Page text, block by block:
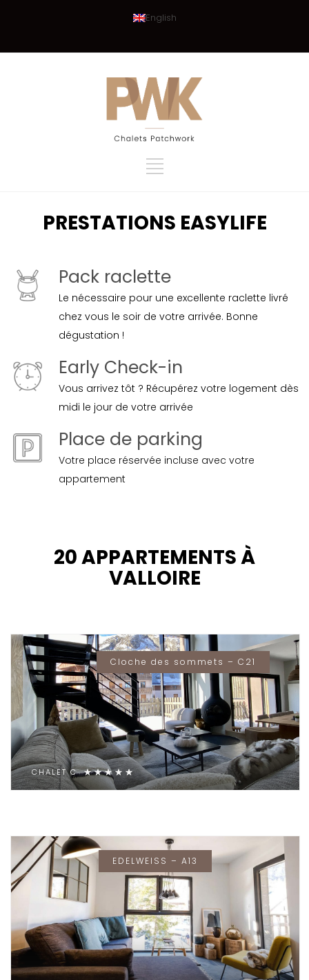
English
PRESTATIONS EASYLIFE
Pack raclette
Le nécessaire pour une excellente raclette livré
chez vous le soir de votre arrivée. Bonne
dégustation !
Early Check-in
Vous arrivez tôt ? Récupérez votre logement dès
midi le jour de votre arrivée
Place de parking
Votre place réservée incluse avec votre
appartement
20 APPARTEMENTS À
VALLOIRE
CHALET C
Cloche des sommets – C21
EDELWEISS – A13